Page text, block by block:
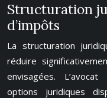
Structuration
d’impôts
La structuration
réduire
envisagées.
options juridiques